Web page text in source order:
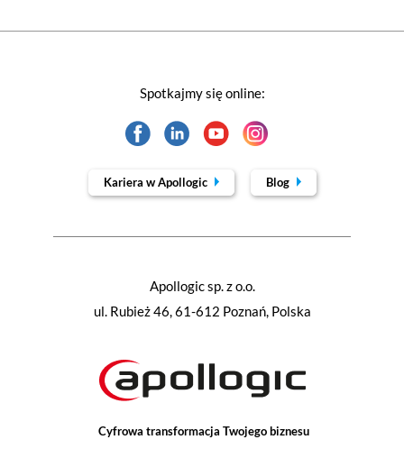
Cyfrowa transformacja Twojego biznesu
Apollogic sp. z o.o.
ul. Rubież 46, 61-612 Poznań, Polska
Spotkajmy się online:
Kariera w Apollogic Blog